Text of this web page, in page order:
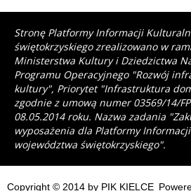
Stronę Platformy Informacji
świętokrzyskiego zrealizowano w
Ministerstwa Kultury i Dziedzictwa
Programu Operacyjnego "Rozwój
kultury", Priorytet "Infrastruktura
zgodnie z umową numer 03569/14/
08.05.2014 roku. Nazwa zadania
wyposażenia dla Platformy
województwa świętokrzyskiego".
Copyright © 2014 by PIK KIELCE